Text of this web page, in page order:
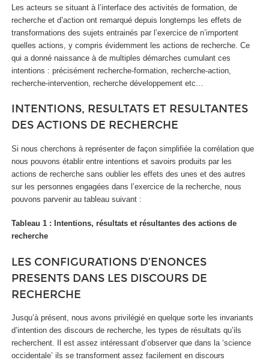
Les acteurs se situant à l’interface des activités de formation, de
recherche et d’action ont remarqué depuis longtemps les effets de
transformations des sujets entrainés par l’exercice de n’importent
quelles actions, y compris évidemment les actions de recherche. Ce
qui a donné naissance à de multiples démarches cumulant ces
intentions : précisément recherche-formation, recherche-action,
recherche-intervention, recherche développement etc…
INTENTIONS, RESULTATS ET RESULTANTES
DES ACTIONS DE RECHERCHE
Si nous cherchons à représenter de façon simplifiée la corrélation que
nous pouvons établir entre intentions et savoirs produits par les
actions de recherche sans oublier les effets des unes et des autres
sur les personnes engagées dans l’exercice de la recherche, nous
pouvons parvenir au tableau suivant :
Tableau 1 : Intentions, résultats et résultantes des actions de
recherche
LES CONFIGURATIONS D’ENONCES
PRESENTS DANS LES DISCOURS DE
RECHERCHE
Jusqu’à présent, nous avons privilégié en quelque sorte les invariants
d’intention des discours de recherche, les types de résultats qu’ils
recherchent. Il est assez intéressant d’observer que dans la ‘science
occidentale’ ils se transforment assez facilement en discours